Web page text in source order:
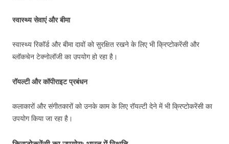
स्वास्थ्य सेवाएं और बीमा
स्वास्थ्य रिकॉर्ड और बीमा दावों को सुरक्षित रखने के लिए भी क्रिप्टोकरेंसी और
ब्लॉकचेन टेक्नोलॉजी का उपयोग हो रहा है।
रॉयल्टी और कॉपीराइट प्रबंधन
कलाकारों और संगीतकारों को उनके काम के लिए रॉयल्टी देने में भी क्रिप्टोकरेंसी का
उपयोग किया जा रहा है।